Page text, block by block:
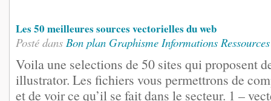
Les 50 meilleures sources vectorielles du web
Posté dans Bon plan Graphisme Informations Ressources
Voila une selections de 50 sites qui proposent
illustrator. Les fichiers vous permettrons de
et de voir ce qu’il se fait dans le secteur. 1 –